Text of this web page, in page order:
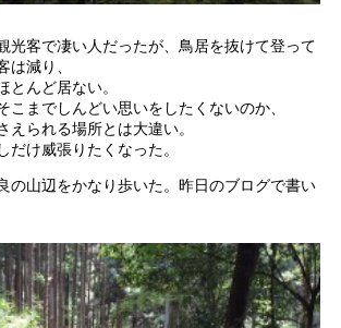
光客で凄い人だったが、鳥居を抜けて登って
は減り、
とんど居ない。
こまでしんどい思いをしたくないのか、
えられる場所とは大違い。
だけ威張りたくなった。
の山辺をかなり歩いた。昨日のブログで書い